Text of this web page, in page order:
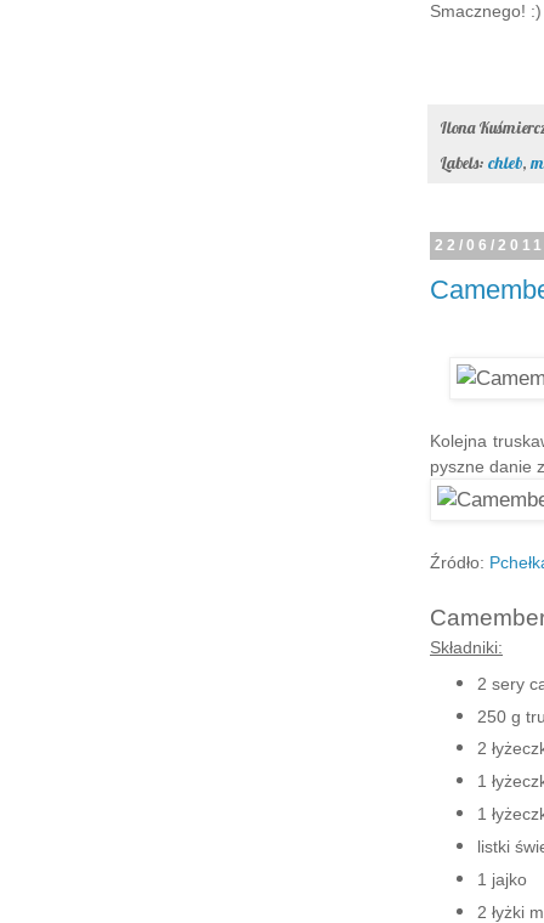
Smacznego! :)
Ilona
Labels: chleb,
22/06/
Kolejna
pyszne danie
Źródło:
Składniki:
2 sery
250 g
2
1
1
listki
1 jajko
2 łyżki